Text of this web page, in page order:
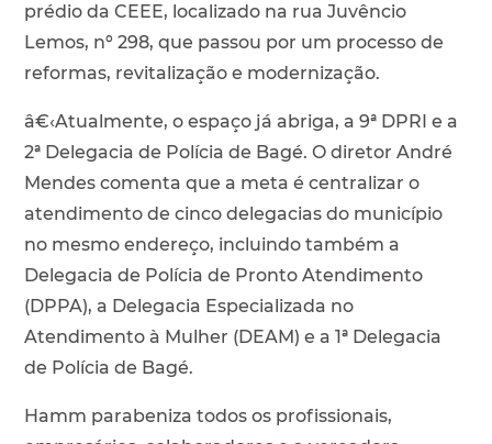
prédio da CEEE, localizado na rua Juvêncio
Lemos, nº 298, que passou por um processo de
reformas, revitalização e modernização.
â€‹Atualmente, o espaço já abriga, a 9ª DPRI e a
2ª Delegacia de Polícia de Bagé. O diretor André
Mendes comenta que a meta é centralizar o
atendimento de cinco delegacias do município
no mesmo endereço, incluindo também a
Delegacia de Polícia de Pronto Atendimento
(DPPA), a Delegacia Especializada no
Atendimento à Mulher (DEAM) e a 1ª Delegacia
de Polícia de Bagé.
Hamm parabeniza todos os profissionais,